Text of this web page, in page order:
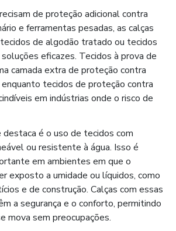
de proteção adicional contra
e ferramentas pesadas, as calças
de algodão tratado ou tecidos
eficazes. Tecidos à prova de
camada extra de proteção contra
tecidos de proteção contra
em indústrias onde o risco de
é o uso de tecidos com
ou resistente à água. Isso é
em ambientes em que o
exposto a umidade ou líquidos, como
e de construção. Calças com essas
a segurança e o conforto, permitindo
mova sem preocupações.